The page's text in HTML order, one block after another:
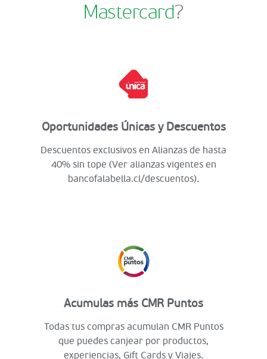
Mastercard?
Oportunidades Únicas y Descuentos
Descuentos exclusivos en Alianzas de hasta
40% sin tope (Ver alianzas vigentes en
bancofalabella.cl/descuentos).
Acumulas más CMR Puntos
Todas tus compras acumulan CMR Puntos
que puedes canjear por productos,
experiencias, Gift Cards y Viajes.